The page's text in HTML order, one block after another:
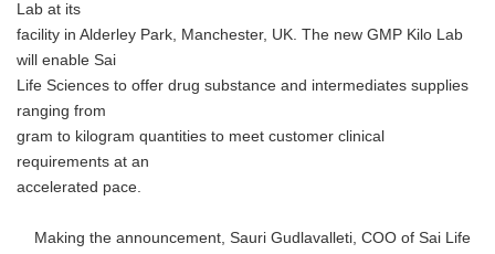
Lab at its
facility in Alderley Park, Manchester, UK. The new GMP Kilo Lab
will enable Sai
Life Sciences to offer drug substance and intermediates supplies
ranging from
gram to kilogram quantities to meet customer clinical
requirements at an
accelerated pace.
Making the announcement, Sauri Gudlavalleti, COO of Sai Life